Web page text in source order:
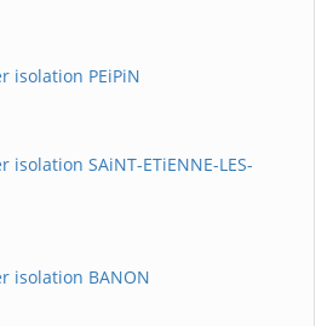
isolation PEiPiN
SAiNT-ETiENNE-LES-
isolation BANON